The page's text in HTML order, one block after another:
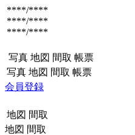
****/****
****/****
****/****
写真 地図 間取 帳票
写真 地図 間取 帳票
会員登録
地図 間取
地図 間取